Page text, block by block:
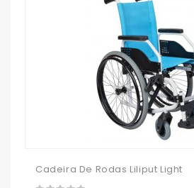
Cadeira De Rodas Liliput Light